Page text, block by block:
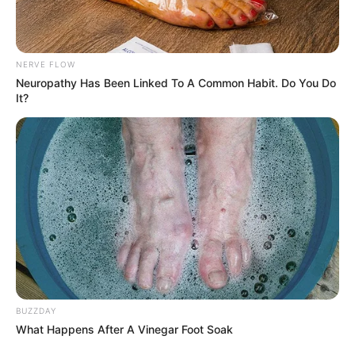
En este mismo sentido, venía detrás un bus municipal
NERVE FLOW
Neuropathy Has Been Linked To A Common Habit. Do You Do
It?
BUZZDAY
What Happens After A Vinegar Foot Soak